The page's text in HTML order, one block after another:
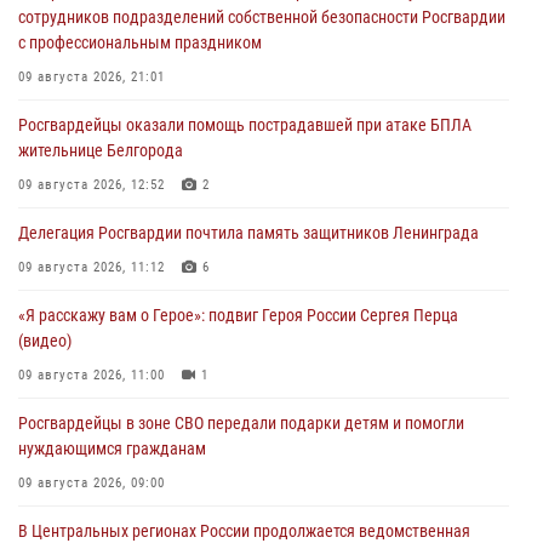
сотрудников подразделений собственной безопасности Росгвардии
с профессиональным праздником
09 августа 2026, 21:01
Росгвардейцы оказали помощь пострадавшей при атаке БПЛА
жительнице Белгорода
09 августа 2026, 12:52 2
Делегация Росгвардии почтила память защитников Ленинграда
09 августа 2026, 11:12 6
«Я расскажу вам о Герое»: подвиг Героя России Сергея Перца
(видео)
09 августа 2026, 11:00 1
Росгвардейцы в зоне СВО передали подарки детям и помогли
нуждающимся гражданам
09 августа 2026, 09:00
В Центральных регионах России продолжается ведомственная